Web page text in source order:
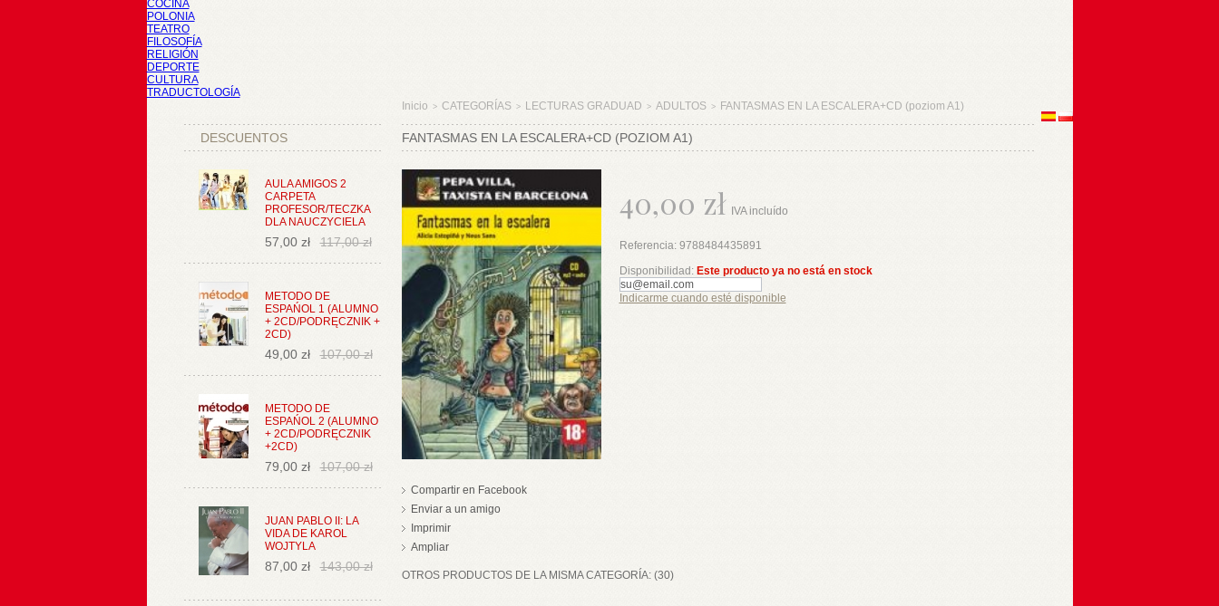
COCINA
POLONIA
TEATRO
FILOSOFÍA
RELIGIÓN
DEPORTE
CULTURA
TRADUCTOLOGÍA
DESCUENTOS
AULA AMIGOS 2
CARPETA
PROFESOR/TECZKA
DLA NAUCZYCIELA
57,00 zł 117,00 zł
METODO DE
ESPAŃOL 1 (ALUMNO
+ 2CD/PODRĘCZNIK +
2CD)
49,00 zł 107,00 zł
METODO DE
ESPAŃOL 2 (ALUMNO
+ 2CD/PODRĘCZNIK
+2CD)
79,00 zł 107,00 zł
JUAN PABLO II: LA
VIDA DE KAROL
WOJTYLA
87,00 zł 143,00 zł
Inicio > CATEGORÍAS > LECTURAS GRADUAD > ADULTOS > FANTASMAS EN LA ESCALERA+CD (poziom A1)
FANTASMAS EN LA ESCALERA+CD (POZIOM A1)
Compartir en Facebook
Enviar a un amigo
Imprimir
Ampliar
40,00 zł IVA incluído
Referencia: 9788484435891
Disponibilidad: Este producto ya no está en stock
Indicarme cuando esté disponible
OTROS PRODUCTOS DE LA MISMA CATEGORÍA: (30)